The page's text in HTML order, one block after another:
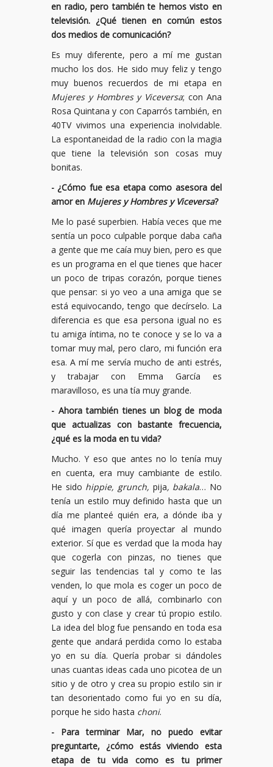
en radio, pero también te hemos visto en
televisión. ¿Qué tienen en común estos
dos medios de comunicación?
Es muy diferente, pero a mí me gustan
mucho los dos. He sido muy feliz y tengo
muy buenos recuerdos de mi etapa en
Mujeres y Hombres y Viceversa; con Ana
Rosa Quintana y con Caparrós también, en
40TV vivimos una experiencia inolvidable.
La espontaneidad de la radio con la magia
que tiene la televisión son cosas muy
bonitas.
- ¿Cómo fue esa etapa como asesora del
amor en Mujeres y Hombres y Viceversa?
Me lo pasé superbien. Había veces que me
sentía un poco culpable porque daba caña
a gente que me caía muy bien, pero es que
es un programa en el que tienes que hacer
un poco de tripas corazón, porque tienes
que pensar: si yo veo a una amiga que se
está equivocando, tengo que decírselo. La
diferencia es que esa persona igual no es
tu amiga íntima, no te conoce y se lo va a
tomar muy mal, pero claro, mi función era
esa. A mí me servía mucho de anti estrés,
y trabajar con Emma García es
maravilloso, es una tía muy grande.
- Ahora también tienes un blog de moda
que actualizas con bastante frecuencia,
¿qué es la moda en tu vida?
Mucho. Y eso que antes no lo tenía muy
en cuenta, era muy cambiante de estilo.
He sido hippie, grunch, pija, bakala… No
tenía un estilo muy definido hasta que un
día me planteé quién era, a dónde iba y
qué imagen quería proyectar al mundo
exterior. Sí que es verdad que la moda hay
que cogerla con pinzas, no tienes que
seguir las tendencias tal y como te las
venden, lo que mola es coger un poco de
aquí y un poco de allá, combinarlo con
gusto y con clase y crear tú propio estilo.
La idea del blog fue pensando en toda esa
gente que andará perdida como lo estaba
yo en su día. Quería probar si dándoles
unas cuantas ideas cada uno picotea de un
sitio y de otro y crea su propio estilo sin ir
tan desorientado como fui yo en su día,
porque he sido hasta choni.
- Para terminar Mar, no puedo evitar
preguntarte, ¿cómo estás viviendo esta
etapa de tu vida como es tu primer